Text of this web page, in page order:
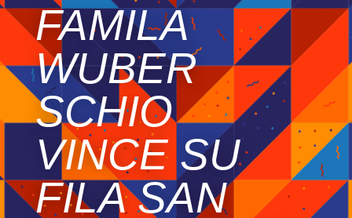
FAMILA
WUBER
SCHIO
VINCE SU
FILA SAN